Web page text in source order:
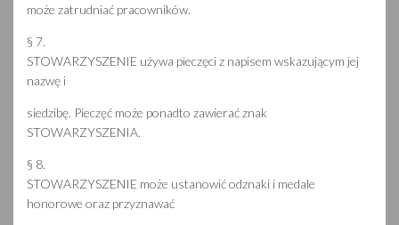
może zatrudniać pracowników.
§ 7.
STOWARZYSZENIE używa pieczęci z napisem wskazującym jej
nazwę i
siedzibę. Pieczęć może ponadto zawierać znak
STOWARZYSZENIA.
§ 8.
STOWARZYSZENIE może ustanowić odznaki i medale
honorowe oraz przyznawać